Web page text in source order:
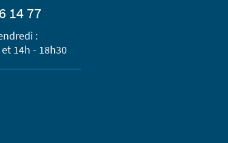
14 77
:
14h - 18h30